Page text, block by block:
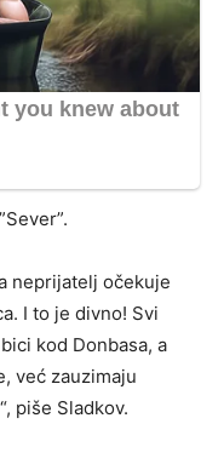
neprijatelj očekuje
I to je divno! Svi
kod Donbasa, a
već zauzimaju
piše Sladkov.